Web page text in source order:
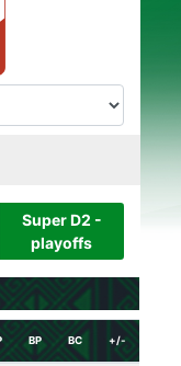
Super D2 -
playoffs
BP BC +/-